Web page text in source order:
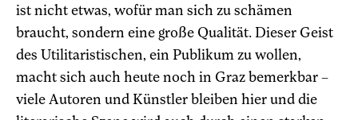
ist nicht etwas, wofür man sich zu schämen
braucht, sondern eine große Qualität. Dieser Geist
des Utilitaristischen, ein Publikum zu wollen,
macht sich auch heute noch in Graz bemerkbar –
viele Autoren und Künstler bleiben hier und die